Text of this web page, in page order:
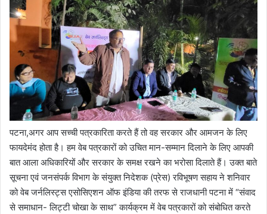
पटना,अगर आप सच्ची पत्रकारिता करते हैं तो वह सरकार और आमजन के लिए
फायदेमंद होता है। हम वेब पत्रकारों को उचित मान-सम्मान दिलाने के लिए आपकी
बात आला अधिकारियों और सरकार के समक्ष रखने का भरोसा दिलाते हैं। उक्त बाते
सूचना एवं जनसंपर्क विभाग के संयुक्त निदेशक (प्रेस) रविभूषण सहाय ने शनिवार
को वेब जर्नलिस्ट्स एसोसिएशन ऑफ इंडिया की तरफ से राजधानी पटना में “संवाद
से समाधान- लिट्टी चोखा के साथ” कार्यक्रम में वेब पत्रकारों को संबोधित करते